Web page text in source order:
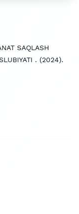
SAQLASH
. (2024).